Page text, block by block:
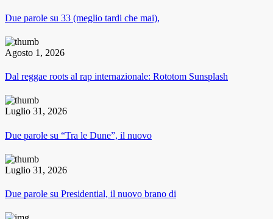
Due parole su 33 (meglio tardi che mai),
Agosto 1, 2026
Dal reggae roots al rap internazionale: Rototom Sunsplash
Luglio 31, 2026
Due parole su “Tra le Dune”, il nuovo
Luglio 31, 2026
Due parole su Presidential, il nuovo brano di